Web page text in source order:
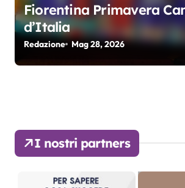
Fiorentina Primavera
d’Italia
Redazione Mag 28, 2026
I nostri partners